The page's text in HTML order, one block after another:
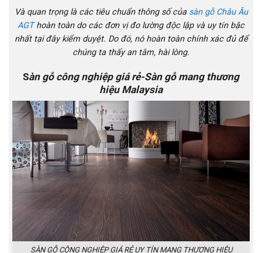
Và quan trọng là các tiêu chuẩn thông số củasàn gỗ Châu Âu
AGThoàn toàn do các đơn vị đo lường độc lập và uy tín bậc
nhất tại đây kiểm duyệt. Do đó, nó hoàn toàn chính xác đủ để
chúng ta thấy an tâm, hài lòng.
Sàn gỗ công nghiệp giá rẻ-Sàn gỗ mang thương
hiệu Malaysia
SÀN GỖ CÔNG NGHIỆP GIÁ RẺ UY TÍN MANG THƯƠNG HIỆU